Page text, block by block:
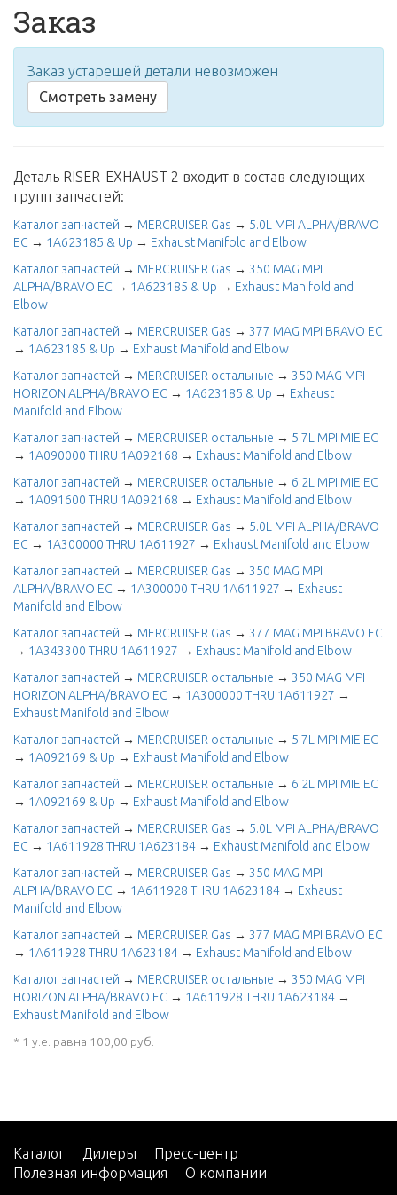
Заказ
Заказ устарешей детали невозможен
Смотреть замену
Деталь RISER-EXHAUST 2 входит в состав следующих
групп запчастей:
Каталог запчастей → MERCRUISER Gas → 5.0L MPI ALPHA/BRAVO
EC → 1A623185 & Up → Exhaust Manifold and Elbow
Каталог запчастей → MERCRUISER Gas → 350 MAG MPI
ALPHA/BRAVO EC → 1A623185 & Up → Exhaust Manifold and
Elbow
Каталог запчастей → MERCRUISER Gas → 377 MAG MPI BRAVO EC
→ 1A623185 & Up → Exhaust Manifold and Elbow
Каталог запчастей → MERCRUISER остальные → 350 MAG MPI
HORIZON ALPHA/BRAVO EC → 1A623185 & Up → Exhaust
Manifold and Elbow
Каталог запчастей → MERCRUISER остальные → 5.7L MPI MIE EC
→ 1A090000 THRU 1A092168 → Exhaust Manifold and Elbow
Каталог запчастей → MERCRUISER остальные → 6.2L MPI MIE EC
→ 1A091600 THRU 1A092168 → Exhaust Manifold and Elbow
Каталог запчастей → MERCRUISER Gas → 5.0L MPI ALPHA/BRAVO
EC → 1A300000 THRU 1A611927 → Exhaust Manifold and Elbow
Каталог запчастей → MERCRUISER Gas → 350 MAG MPI
ALPHA/BRAVO EC → 1A300000 THRU 1A611927 → Exhaust
Manifold and Elbow
Каталог запчастей → MERCRUISER Gas → 377 MAG MPI BRAVO EC
→ 1A343300 THRU 1A611927 → Exhaust Manifold and Elbow
Каталог запчастей → MERCRUISER остальные → 350 MAG MPI
HORIZON ALPHA/BRAVO EC → 1A300000 THRU 1A611927 →
Exhaust Manifold and Elbow
Каталог запчастей → MERCRUISER остальные → 5.7L MPI MIE EC
→ 1A092169 & Up → Exhaust Manifold and Elbow
Каталог запчастей → MERCRUISER остальные → 6.2L MPI MIE EC
→ 1A092169 & Up → Exhaust Manifold and Elbow
Каталог запчастей → MERCRUISER Gas → 5.0L MPI ALPHA/BRAVO
EC → 1A611928 THRU 1A623184 → Exhaust Manifold and Elbow
Каталог запчастей → MERCRUISER Gas → 350 MAG MPI
ALPHA/BRAVO EC → 1A611928 THRU 1A623184 → Exhaust
Manifold and Elbow
Каталог запчастей → MERCRUISER Gas → 377 MAG MPI BRAVO EC
→ 1A611928 THRU 1A623184 → Exhaust Manifold and Elbow
Каталог запчастей → MERCRUISER остальные → 350 MAG MPI
HORIZON ALPHA/BRAVO EC → 1A611928 THRU 1A623184 →
Exhaust Manifold and Elbow
* 1 у.е. равна 100,00 руб.
Каталог Дилеры
Пресс-центр
Полезная информация
О компании